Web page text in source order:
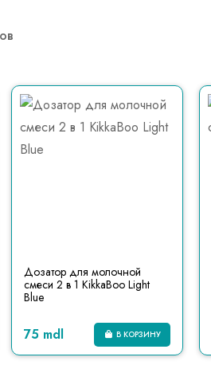
Дозатор для молочной
смеси 2 в 1 KikkaBoo Light
Blue
75 mdl В КОРЗИНУ